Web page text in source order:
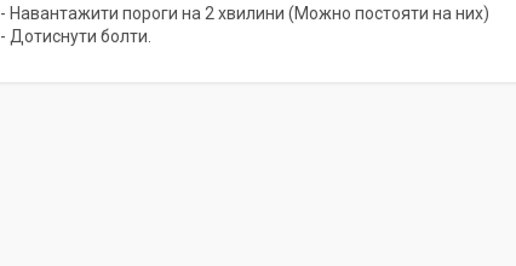
- Навантажити пороги на 2 хвилини (Можно постояти на них)
- Дотиснути болти.